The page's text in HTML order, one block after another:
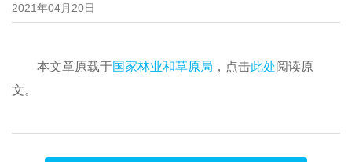
2021年04月20日
本文章原载于国家林业和草原局 ，点击此处阅读原
文。